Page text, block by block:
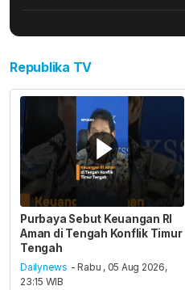
Republika TV
Purbaya Sebut Keuangan RI
Aman di Tengah Konflik Timur
Tengah
Dailynews - Rabu , 05 Aug 2026,
23:15 WIB